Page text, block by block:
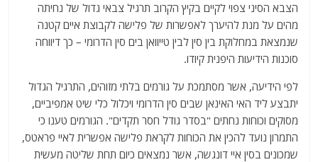
at
s
A
p
p
e
g
ra
m
ai
l
itt
er
c
e
o
o
k
הצבא הסיני צפוי לקיים בקיץ הקרוב תרגיל צבאי גדול של נחיתה
מהים על מנת להיערך לאפשרות של פלישה לקבוצת איים קטנה
שנמצאת במחלוקת בין סין לבין טייוואן בים סין הדרומי – כך דיווחה
סוכנות הידיעות היפנית קיודו.
לפי הידיעה, אשר מסתמכת על גורמים בלתי מזוהים, התרגיל הגדול
יתבצע ליד האי האינאן שבים סין הדרומי ויכלול כלי שיט אמפיביים,
מסוקים וכוחות נחתים "בסדר גודל חסר תקדים". הגורמים טענו כי
התמרון נועד להכין את הכוחות לקראת פלישה אפשרית לאיי פראטס,
שמכונים בסין איי דונגשה, אשר נמצאים כיום תחת שליטה מעשית